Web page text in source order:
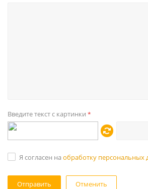
Введите текст с картинки *
Я согласен на обработку персональных
Отменить